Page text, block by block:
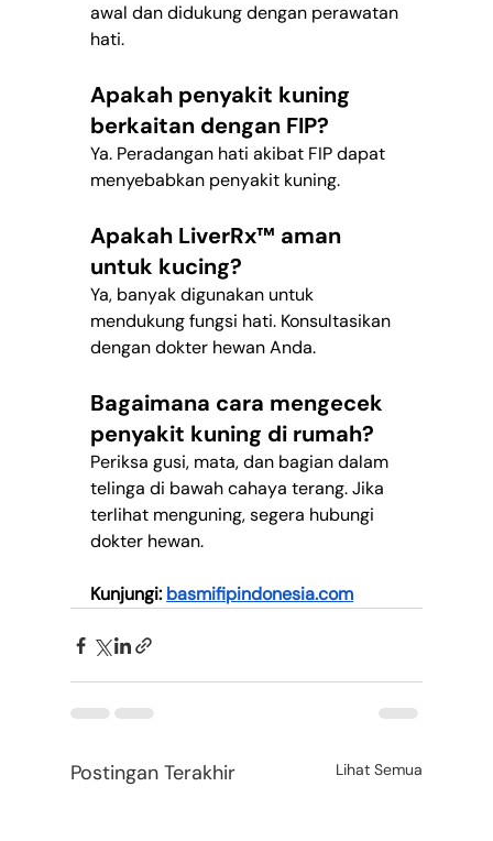
awal dan didukung dengan perawatan
hati.
Apakah penyakit kuning
berkaitan dengan FIP?
Ya. Peradangan hati akibat FIP dapat
menyebabkan penyakit kuning.
Apakah LiverRx™ aman
untuk kucing?
Ya, banyak digunakan untuk
mendukung fungsi hati. Konsultasikan
dengan dokter hewan Anda.
Bagaimana cara mengecek
penyakit kuning di rumah?
Periksa gusi, mata, dan bagian dalam
telinga di bawah cahaya terang. Jika
terlihat menguning, segera hubungi
dokter hewan.
Kunjungi: basmifipindonesia.com
Postingan Terakhir Lihat Semua